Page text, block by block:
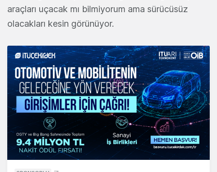
araçları uçacak mı bilmiyorum ama sürücüsüz
olacakları kesin görünüyor.